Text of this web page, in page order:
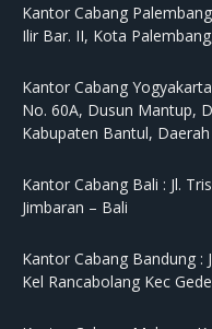
Kantor Cabang
Ilir Bar. II, Kota
Kantor Cabang
No. 60A, Dusun Mantup,
Kabupaten Bantul,
Kantor Cabang Bali : Jl.
Jimbaran – Bali
Kantor Cabang Bandung :
Kel Rancabolang Kec